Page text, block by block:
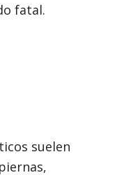
fatal.
suelen